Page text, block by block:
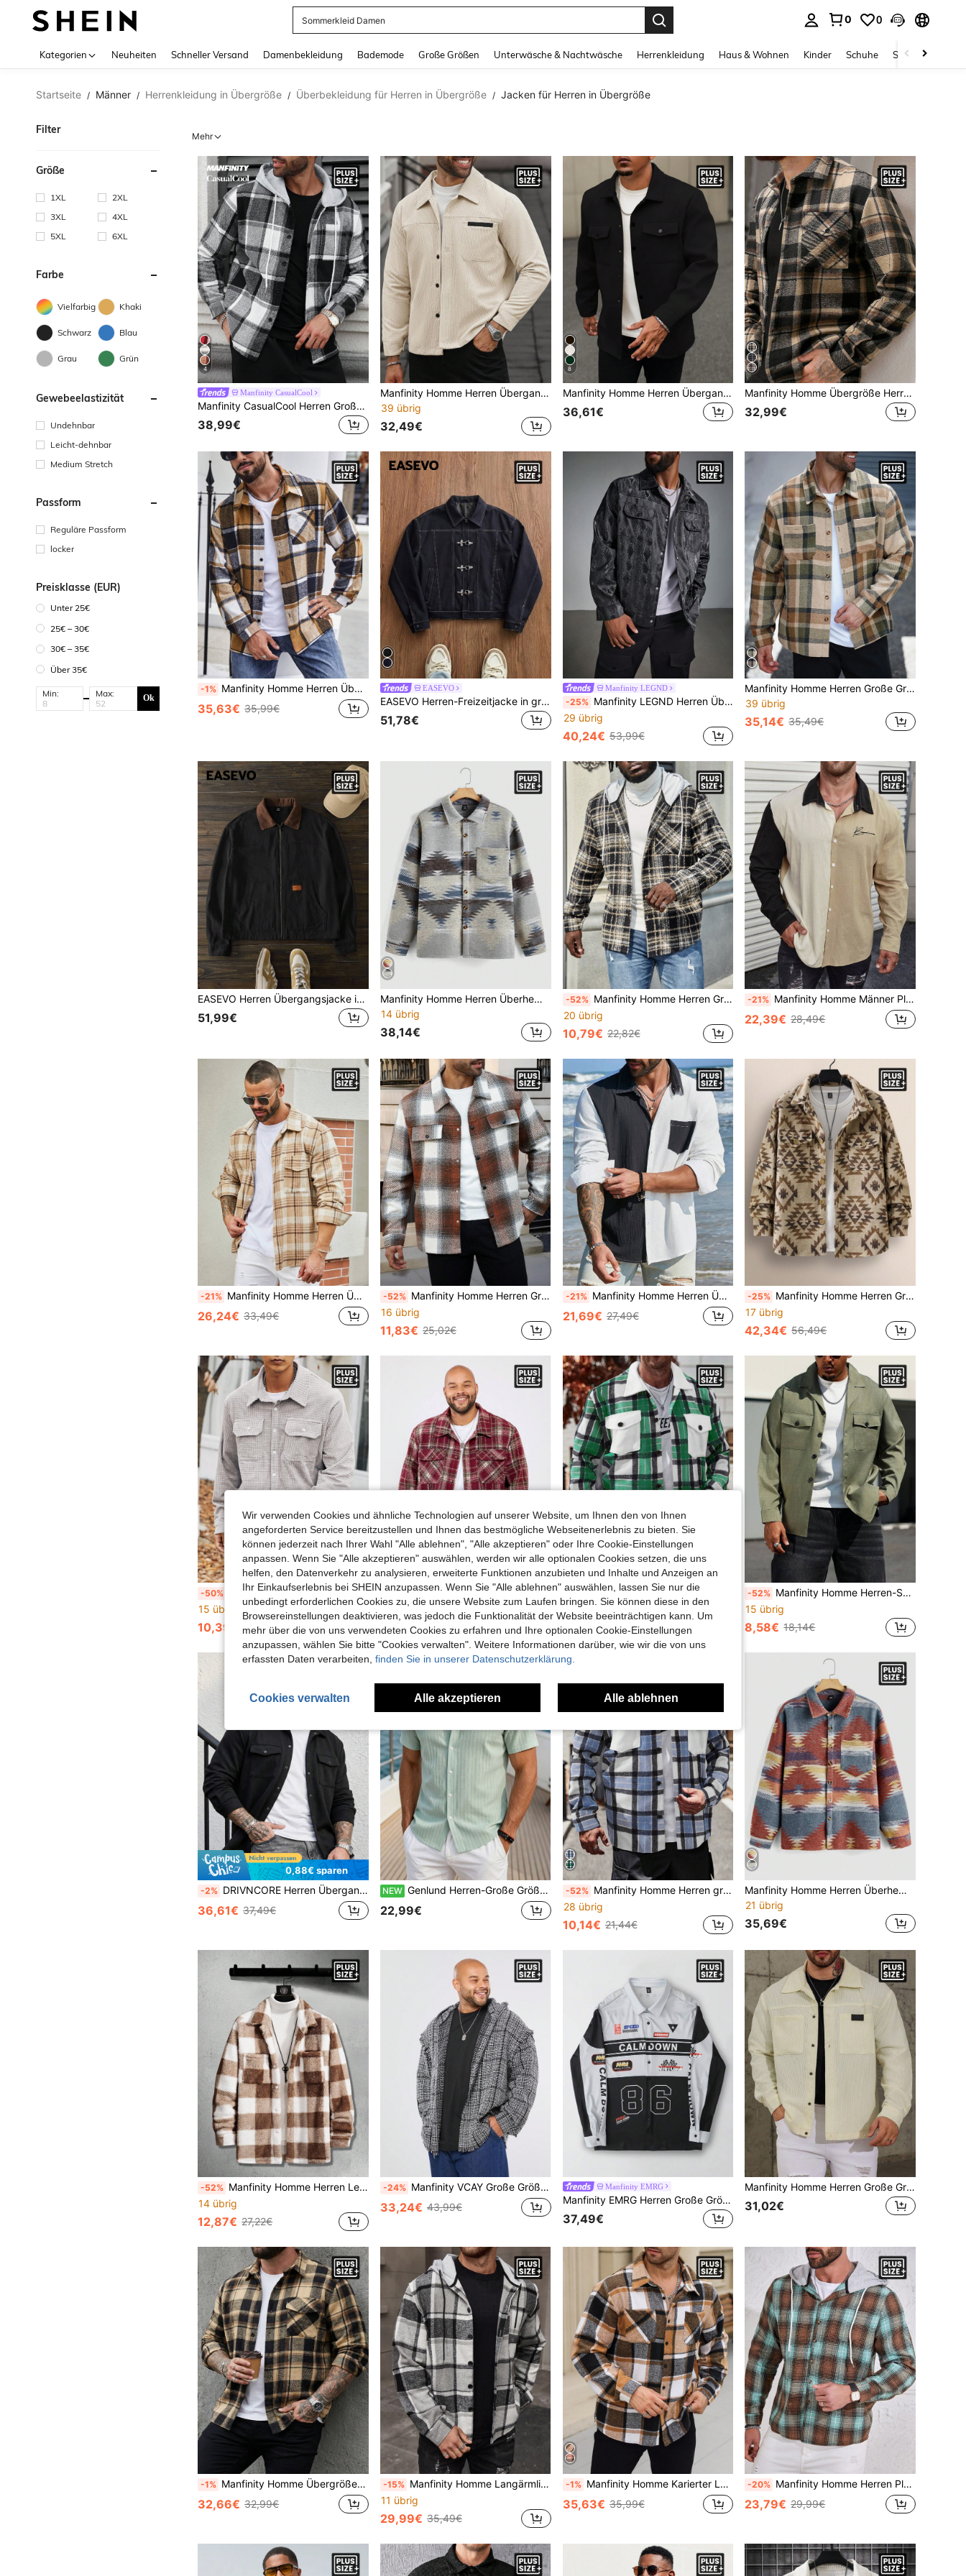
Sommerkleid Damen
0 0
Kategorien Neuheiten Schneller Versand Damenbekleidung Bademode Große Größen Unterwäsche & Nachtwäsche Herrenkleidung Haus & Wohnen Kinder Schuhe Schmuck &
Startseite / Männer / Herrenkleidung in Übergröße / Überbekleidung für Herren in Übergröße / Jacken für Herren in Übergröße
Filter
Größe
1XL
2XL
3XL
4XL
5XL
6XL
Farbe
Vielfarbig Khaki
Schwarz Blau
Grau Grün
Gewebeelastizität
Undehnbar
Leicht-dehnbar
Medium Stretch
Passform
Reguläre Passform
locker
Preisklasse (EUR)
Unter 25€
25€ – 30€
30€ – 35€
Über 35€
Min: Max: Ok
Mehr
4
Manfinity CasualCool
Manfinity CasualCool Herren Große Größen Karomuster Kapuzen-Shacket mit Kordelzug für Freizeitaktivitäten, ohne T-Shirt, Freund Geschenke, Herbst
38,99€
Manfinity Homme Herren Übergangsjacke in Cord-Optik mit langen Ärmeln, vielseitig einsetzbar, Große Größen, Herbst Winter
39 übrig
32,49€
8
Manfinity Homme Herren Übergangsjacke in Große Größen mit Langarm, für den Herbst
36,61€
Manfinity Homme Übergröße Herren-Shacket mit Karomuster und langen Ärmeln, einreihig, mit Tasche, lässig, Herbst-Flanell-Flanell, langärmliges Flanellhemd für Herren, Karohemd für Herren, kariertes Hemd zum Zuknöpfen, Alltags-Freizeithemd, Wochenendausflüge, Outdoor-Aktivitäten, Reiseexpeditionen, entspannte Arbeitsumgebungen oder halbformelle Anlässe, Geschenk für Freund/Ehemann, Jubiläumsgeschenk
32,99€
-1% Manfinity Homme Herren Überhemd mit Karomuster und Tasche, Herren Karohemd, braun kariert, Flanellhemd, für Herbst und Winter
35,63€ 35,99€
EASEVO
EASEVO Herren-Freizeitjacke in großen Größen für den Alltag und Reisen mit Flugzeugschnalle
51,78€
Manfinity LEGND
-25% Manfinity LEGND Herren Übergangsjacke in Großen Größen mit Känguru-Tasche und Schlangenhaut-Muster, Streetwear-Stil
29 übrig
40,24€ 53,99€
Manfinity Homme Herren Große Größen Retro Lässig Karomuster Patchentasche Knopfleiste Langarm Shacket, Flanell Shacket, Herbst, Winter
39 übrig
35,14€ 35,49€
EASEVO Herren Übergangsjacke in Große Größen mit Langarm, gewebt, geeignet für Herbst und Winter
51,99€
Manfinity Homme Herren Überhemd in Große Größen mit geometrischem Muster, Kragen, Knopfleiste und Langarm, Herbst
14 übrig
38,14€
-52% Manfinity Homme Herren Große Größen Holzfällerjacke mit Kapuze und Karomuster
20 übrig
10,79€ 22,82€
-21% Manfinity Homme Männer Plus Size Farbblockierung Buchstabe Gedruckte Langärmelige Shacket
22,39€ 28,49€
-21% Manfinity Homme Herren Überhemd in großer Größe mit Karomuster, Langarm
26,24€ 33,49€
-52% Manfinity Homme Herren Große Größen Lässiges kariertes Hemd-Jacke für den Herbst
16 übrig
11,83€ 25,02€
-21% Manfinity Homme Herren Übergangsmantel in Schwarz & Weiß mit Kontrastdetails in Große Größen
21,69€ 27,49€
-25% Manfinity Homme Herren Große Größen Lässig Hemd-Jacke mit geometrischem Muster und Knöpfen, Herbst
17 übrig
42,34€ 56,49€
-50%
Manfinity Homme Männer Große Größen Hemdjacke mit Einfarbig strukturiert Pattentasche,
15 übrig
10,39€ 21,17€
-24% Manfinity VCAY Herren Große Größen Lässiges schwarzes kariertes, locker gewebtes Langarmhemd für Herbst und Winter
33,59€ 44,49€
-23% Manfinity Homme Herren Übergangsjacke mit Karomuster und Pattentaschen in Große Größen
35 übrig
27,29€ 35,49€
-52% Manfinity Homme Herren-Shacket in Übergröße, militärgrün, mit Reverskragen, dünn geschnitten, lässig, ideal für Ausgehen, Freunde, Ehemänner und Freunde als Geschenk, Herbst
15 übrig
8,58€ 18,14€
0,88€ sparen
-2% DRIVNCORE Herren Übergangsjacke in Große Größen mit Langarm, für den Herbst
36,61€ 37,49€
NEW Genlund Herren-Große Größen Minzgrünes Leinen Sommerhemd; Ein stilvolles, lässiges, kurzärmeliges, Knopfhemd mit Stehkragen, perfekt für den Urlaub
22,99€
-52% Manfinity Homme Herren große Größen Karohemd mit langen Ärmeln, lässiges Oberteil
28 übrig
10,14€ 21,44€
Manfinity Homme Herren Überhemd in Große Größen mit Knopfleiste, Tasche und Langarm, Lässig
21 übrig
35,69€
-52% Manfinity Homme Herren Leichte Jacke mit Knöpfen und Karomuster, langärmlig, für die Lässig
14 übrig
12,87€ 27,22€
-24% Manfinity VCAY Große Größen Herren lässige, weite schwarze & weiße karierte Langarm Kapuzen Lässig Outdoor Farbblock Shacket, für Freunde, Ehemann, Freund Geschenke, für Herbst Winter
33,24€ 43,99€
Manfinity EMRG
Manfinity EMRG Herren Große Größen Bikerstil Jacke mit Buchstaben- und Zahlen-Muster in Kontrastfarben, für Frühling und Herbst
37,49€
Manfinity Homme Herren Große Größen einfarbige minimalistische lässige Langarm Shacket aus Cord
31,02€
-1% Manfinity Homme Übergröße Herren-Shacket mit Karomuster und langen Ärmeln, einreihig, mit Tasche, lässig, Herbst-Flanell-Flanell, langärmliges Flanellhemd für Herren, Karohemd für Herren, kariertes Hemd zum Zuknöpfen, Alltags-Freizeithemd, Wochenendausflüge, Outdoor-Aktivitäten, Reiseexpeditionen, entspannte Arbeitsumgebungen oder halbformelle Anlässe, Geschenk für Freund/Ehemann, Jubiläumsgeschenk
32,66€ 32,99€
-15% Manfinity Homme Langärmlige Herren-jacke Mit Karomuster Und Kapuze In Übergröße
11 übrig
29,99€ 35,49€
-1% Manfinity Homme Karierter Lässig Shacket mit Tasche und Einzelknopfverschluss für Herren in Große Größen, ideal als Geschenk für Freunde, Ehemann oder Freund im Herbst
35,63€ 35,99€
-20% Manfinity Homme Herren Plus Größe Karierte Kapuzenhemd-stil Jacke
23,79€ 29,99€
Wir verwenden Cookies und ähnliche Technologien auf unserer Website, um Ihnen den von Ihnen
angeforderten Service bereitzustellen und Ihnen das bestmögliche Webseitenerlebnis zu bieten. Sie
können jederzeit nach Ihrer Wahl "Alle ablehnen", "Alle akzeptieren" oder Ihre Cookie-Einstellungen
anpassen. Wenn Sie "Alle akzeptieren" auswählen, werden wir alle optionalen Cookies setzen, die uns
helfen, den Datenverkehr zu analysieren, erweiterte Funktionen anzubieten und Inhalte und Anzeigen an
Ihr Einkaufserlebnis bei SHEIN anzupassen. Wenn Sie "Alle ablehnen" auswählen, lassen Sie nur die
unbedingt erforderlichen Cookies zu, die unsere Website zum Laufen bringen. Sie können diese in den
Browsereinstellungen deaktivieren, was jedoch die Funktionalität der Website beeinträchtigen kann. Um
mehr über die von uns verwendeten Cookies zu erfahren und Ihre optionalen Cookie-Einstellungen
anzupassen, wählen Sie bitte "Cookies verwalten". Weitere Informationen darüber, wie wir die von uns
erfassten Daten verarbeiten, finden Sie in unserer Datenschutzerklärung.
Cookies verwalten Alle akzeptieren Alle ablehnen